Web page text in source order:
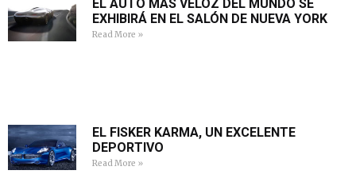
EL AUTO MÁS VELOZ DEL MUNDO SE
EXHIBIRÁ EN EL SALÓN DE NUEVA YORK
Read More »
EL FISKER KARMA, UN EXCELENTE
DEPORTIVO
Read More »